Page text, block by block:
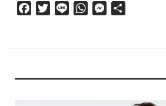
FacebookTwitter
Line WhatsAppMessenger